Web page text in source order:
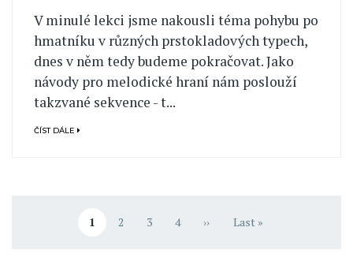
V minulé lekci jsme nakousli téma pohybu po
hmatníku v různých prstokladových typech,
dnes v něm tedy budeme pokračovat. Jako
návody pro melodické hraní nám poslouží
takzvané sekvence - t...
ČÍST DÁLE
Aktuální stránka
1 Stránka
2 Stránka
3 Stránka
4 Následující stránka
›› Poslední stránka
Last »